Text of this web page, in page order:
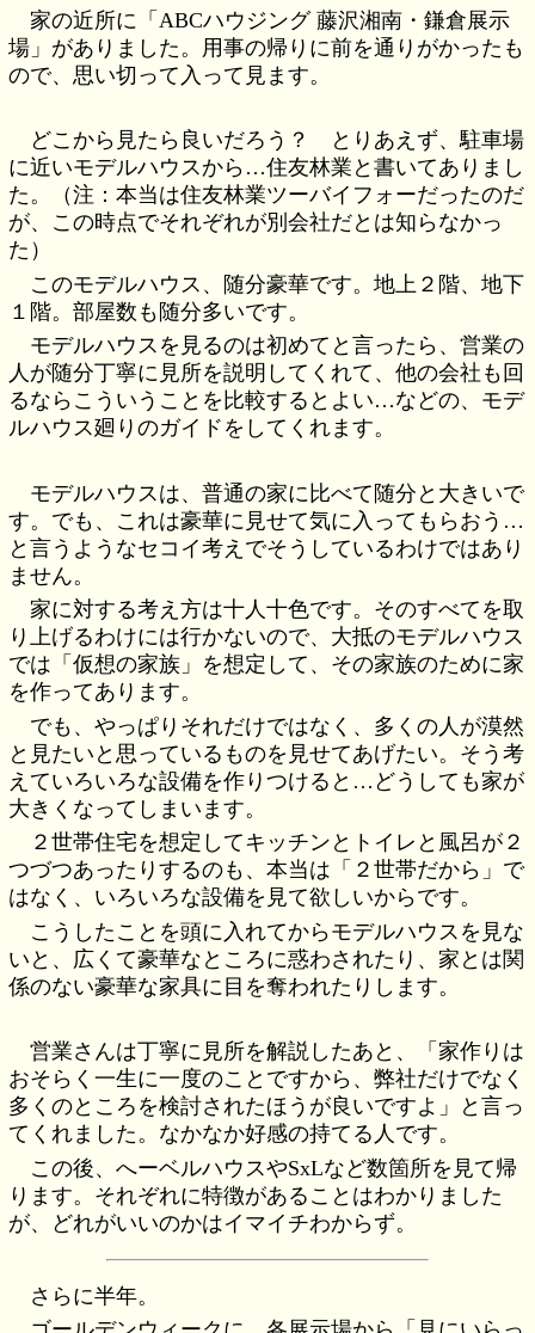
家の近所に「ABCハウジング 藤沢湘南・鎌倉展示
場」がありました。用事の帰りに前を通りがかったも
ので、思い切って入って見ます。
どこから見たら良いだろう？ とりあえず、駐車場
に近いモデルハウスから…住友林業と書いてありまし
た。（注：本当は住友林業ツーバイフォーだったのだ
が、この時点でそれぞれが別会社だとは知らなかっ
た）
このモデルハウス、随分豪華です。地上２階、地下
１階。部屋数も随分多いです。
モデルハウスを見るのは初めてと言ったら、営業の
人が随分丁寧に見所を説明してくれて、他の会社も回
るならこういうことを比較するとよい…などの、モデ
ルハウス廻りのガイドをしてくれます。
モデルハウスは、普通の家に比べて随分と大きいで
す。でも、これは豪華に見せて気に入ってもらおう…
と言うようなセコイ考えでそうしているわけではあり
ません。
家に対する考え方は十人十色です。そのすべてを取
り上げるわけには行かないので、大抵のモデルハウス
では「仮想の家族」を想定して、その家族のために家
を作ってあります。
でも、やっぱりそれだけではなく、多くの人が漠然
と見たいと思っているものを見せてあげたい。そう考
えていろいろな設備を作りつけると…どうしても家が
大きくなってしまいます。
２世帯住宅を想定してキッチンとトイレと風呂が２
つづつあったりするのも、本当は「２世帯だから」で
はなく、いろいろな設備を見て欲しいからです。
こうしたことを頭に入れてからモデルハウスを見な
いと、広くて豪華なところに惑わされたり、家とは関
係のない豪華な家具に目を奪われたりします。
営業さんは丁寧に見所を解説したあと、「家作りは
おそらく一生に一度のことですから、弊社だけでなく
多くのところを検討されたほうが良いですよ」と言っ
てくれました。なかなか好感の持てる人です。
この後、へーベルハウスやSxLなど数箇所を見て帰
ります。それぞれに特徴があることはわかりました
が、どれがいいのかはイマイチわからず。
さらに半年。